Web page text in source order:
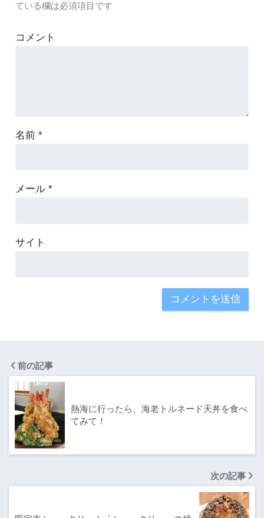
ている欄は必須項目です
コメント
名前 *
メール *
サイト
前の記事
熱海に行ったら、海老トルネード天丼を食べ
てみて！
次の記事